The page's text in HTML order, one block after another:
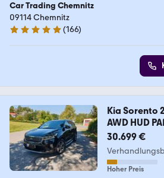
Car Trading Chemnitz
09114 Chemnitz
5 Sterne
(166)
Kia Sorento
AWD HUD
30.699 €
Hoher Preis